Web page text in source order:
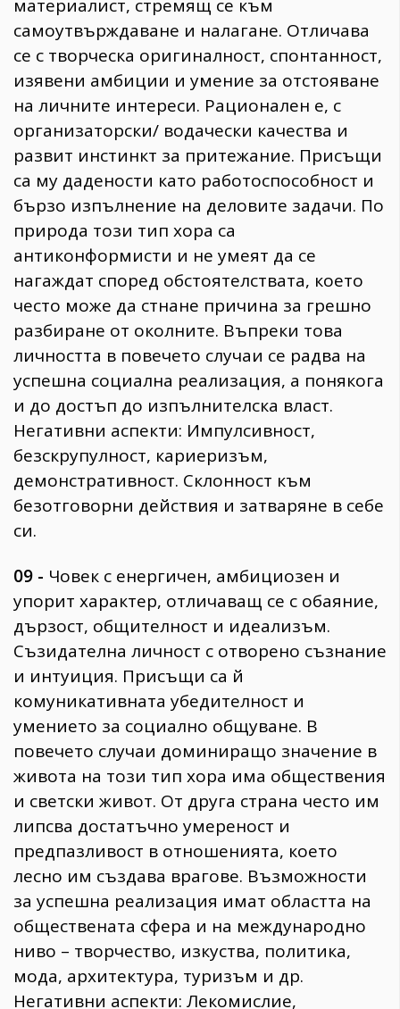
материалист, стремящ се към
самоутвърждаване и налагане. Отличава
се с творческа оригиналност, спонтанност,
изявени амбиции и умение за отстояване
на личните интереси. Рационален е, с
организаторски/ водачески качества и
развит инстинкт за притежание. Присъщи
са му дадености като работоспособност и
бързо изпълнение на деловите задачи. По
природа този тип хора са
антиконформисти и не умеят да се
нагаждат според обстоятелствата, което
често може да стнане причина за грешно
разбиране от околните. Въпреки това
личността в повечето случаи се радва на
успешна социална реализация, а понякога
и до достъп до изпълнителска власт.
Негативни аспекти: Импулсивност,
безскрупулност, кариеризъм,
демонстративност. Склонност към
безотговорни действия и затваряне в себе
си.
09 - Човек с енергичен, амбициозен и
упорит характер, отличаващ се с обаяние,
дързост, общителност и идеализъм.
Съзидателна личност с отворено съзнание
и интуиция. Присъщи са й
комуникативната убедителност и
умението за социално общуване. В
повечето случаи доминиращо значение в
живота на този тип хора има обществения
и светски живот. От друга страна често им
липсва достатъчно умереност и
предпазливост в отношенията, което
лесно им създава врагове. Възможности
за успешна реализация имат областта на
обществената сфера и на международно
ниво – творчество, изкуства, политика,
мода, архитектура, туризъм и др.
Негативни аспекти: Лекомислие,